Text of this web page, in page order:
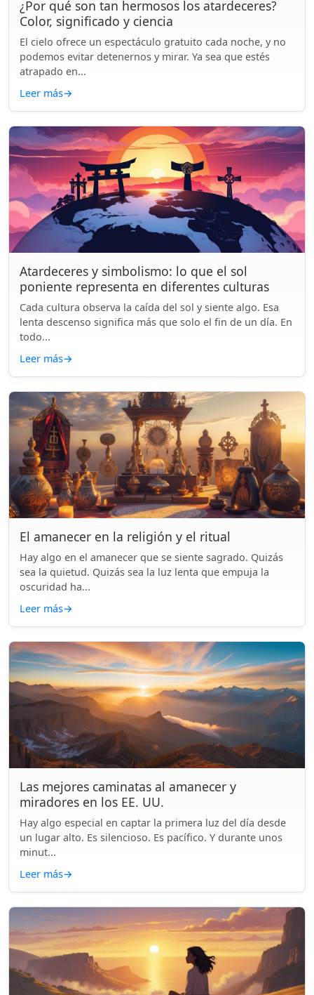
¿Por qué son tan hermosos los atardeceres?
Color, significado y ciencia
El cielo ofrece un espectáculo gratuito cada noche, y no
podemos evitar detenernos y mirar. Ya sea que estés
atrapado en...
Leer más→
Atardeceres y simbolismo: lo que el sol
poniente representa en diferentes culturas
Cada cultura observa la caída del sol y siente algo. Esa
lenta descenso significa más que solo el fin de un día. En
todo...
Leer más→
El amanecer en la religión y el ritual
Hay algo en el amanecer que se siente sagrado. Quizás
sea la quietud. Quizás sea la luz lenta que empuja la
oscuridad ha...
Leer más→
Las mejores caminatas al amanecer y
miradores en los EE. UU.
Hay algo especial en captar la primera luz del día desde
un lugar alto. Es silencioso. Es pacífico. Y durante unos
minut...
Leer más→